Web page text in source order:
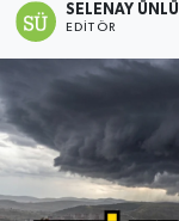
SELENAY ÜNLÜ
EDITÖR